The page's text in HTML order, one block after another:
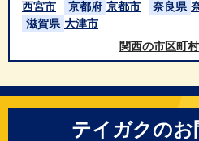
西宮市
京都府 京都市 奈良県
滋賀県 大津市
関西の市区町
テイガクのお